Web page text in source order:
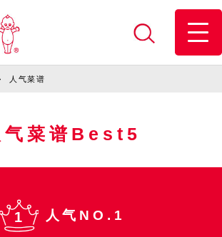
人气菜谱
气菜谱Best5
1 人气NO.1